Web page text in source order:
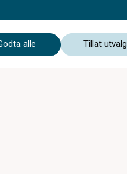
30-31 0g 32.
alle Tillat utvalg